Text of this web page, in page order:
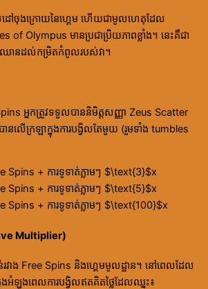
ៅចុងក្រោយនៃហ្គេម ហើយជាមូលហេតុដែល
of Olympus មានប្រជាប្រិយភាពខ្លាំង។ នេះគឺជា
ឈានដល់កម្រិតកំពូលរបស់វា។
អ្នកត្រូវទទួលបាននិមិត្តសញ្ញា Zeus Scatter
នលើក្រឡាក្នុងការបង្វិលតែមួយ (រួមទាំង tumbles
Spins + ការទូទាត់ភ្លាមៗ $\text{3}$x
Spins + ការទូទាត់ភ្លាមៗ $\text{5}$x
Spins + ការទូទាត់ភ្លាមៗ $\text{100}$x
Multiplier)
រវាង Free Spins និងហ្គេមមូលដ្ឋាន។ នៅពេលដែល
ងអំឡុងពេលការបង្វិលឥតគិតថ្លៃដែលឈ្នះ៖